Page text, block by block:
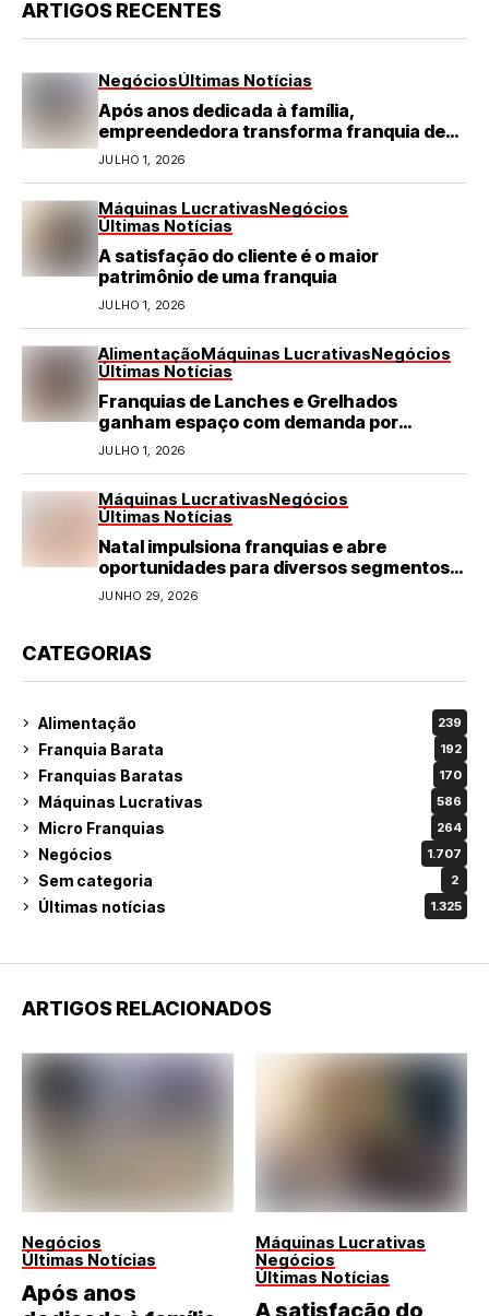
ARTIGOS RECENTES
NegóciosÚltimas Notícias
Após anos dedicada à família,
empreendedora transforma franquia de
turismo em negócio de destaque no RN
JULHO 1, 2026
Máquinas LucrativasNegócios
Últimas Notícias
A satisfação do cliente é o maior
patrimônio de uma franquia
JULHO 1, 2026
AlimentaçãoMáquinas LucrativasNegócios
Últimas Notícias
Franquias de Lanches e Grelhados
ganham espaço com demanda por
refeições rápidas e de qualidade
JULHO 1, 2026
Máquinas LucrativasNegócios
Últimas Notícias
Natal impulsiona franquias e abre
oportunidades para diversos segmentos
do varejo
JUNHO 29, 2026
CATEGORIAS
Alimentação 239
Franquia Barata 192
Franquias Baratas 170
Máquinas Lucrativas 586
Micro Franquias 264
Negócios 1.707
Sem categoria 2
Últimas notícias 1.325
ARTIGOS RELACIONADOS
Negócios
Últimas Notícias
Após anos
Máquinas Lucrativas
Negócios
Últimas Notícias
A satisfação do